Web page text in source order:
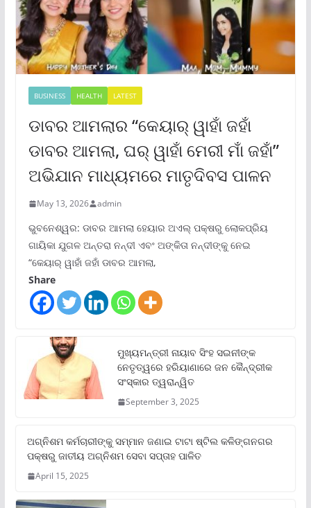
BUSINESS HEALTH LATEST
ଡାବର ଆମଲାର “କେୟାର୍ ୱାହାଁ ଜହାଁ
ଡାବର ଆମଲା, ଘର୍ ୱାହାଁ ମେରୀ ମାଁ ଜହାଁ”
ଅଭିଯାନ ମାଧ୍ୟମରେ ମାତୃଦିବସ ପାଳନ
May 13, 2026 admin
ଭୁବନେଶ୍ୱର: ଡାବର ଆମଲା ହେୟାର ଅଏଲ୍ ପକ୍ଷରୁ ଲୋକପ୍ରିୟ
ଗାୟିକା ଯୁଗଳ ଅନ୍ତରା ନନ୍ଦୀ ଏବଂ ଅଙ୍କିତା ନନ୍ଦୀଙ୍କୁ ନେଇ
“କେୟାର୍ ୱାହାଁ ଜହାଁ ଡାବର ଆମଲା,
Share
ମୁଖ୍ୟମନ୍ତ୍ରୀ ନାୟାବ ସିଂହ ସଇନୀଙ୍କ
ନେତୃତ୍ୱରେ ହରିୟାଣାରେ ଜନ କୈନ୍ଦ୍ରୀକ
ସଂସ୍କାର ତ୍ୱରାନ୍ୱିତ
September 3, 2025
ଅଗ୍ନିଶମ କର୍ମଚାରୀଙ୍କୁ ସମ୍ମାନ ଜଣାଇ ଟାଟା ଷ୍ଟିଲ କଳିଙ୍ଗନଗର
ପକ୍ଷରୁ ଜାତୀୟ ଅଗ୍ନିଶମ ସେବା ସପ୍ତାହ ପାଳିତ
April 15, 2025